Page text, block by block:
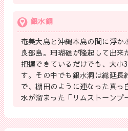
銀水銅
奄美大島と沖縄本島の間に浮か
良部島。珊瑚礁が隆起して出
把握できているだけでも、大小
す。その中でも銀水洞は総延長
で、棚田のように連なった真っ
水が溜まった「リムストーンプ